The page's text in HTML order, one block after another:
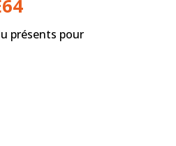
présents pour